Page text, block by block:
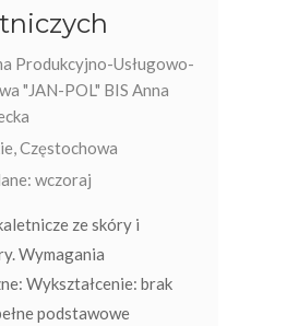
Produkcyjno-Usługowo-
"JAN-POL" BIS Anna
Częstochowa
wczoraj
ze skóry i
Wymagania
Wykształcenie: brak
podstawowe